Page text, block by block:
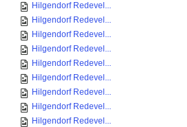
Hilgendorf Redevel...
Hilgendorf Redevel...
Hilgendorf Redevel...
Hilgendorf Redevel...
Hilgendorf Redevel...
Hilgendorf Redevel...
Hilgendorf Redevel...
Hilgendorf Redevel...
Hilgendorf Redevel...